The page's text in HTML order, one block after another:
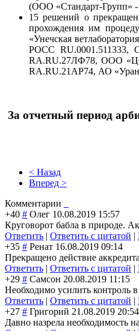
(ООО «Стандарт-
15 решений о
прохождения им
«Унечская
РОСС
RA.RU.27ЛФ78, ООО
RA.RU.21АР74, АО
За отчетный период
< Назад
Вперед >
Комментарии
+40 # Олег 10.08.2019 15:57
Круговорот бабла в природе.
Ответить | Ответить с цитатой |
+35 # Ренат 16.08.2019 09:14
Прекращено действие
Ответить | Ответить с цитатой |
+29 # Самсон 20.08.2019 11:15
Необходимо усилить контроль
Ответить | Ответить с цитатой |
+27 # Григорий 21.08.2019 20:54
Давно назрела необходимость